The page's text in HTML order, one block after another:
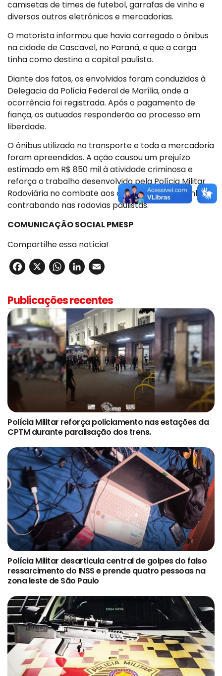
camisetas de times de futebol, garrafas de vinho e
diversos outros eletrônicos e mercadorias.
O motorista informou que havia carregado o ônibus
na cidade de Cascavel, no Paraná, e que a carga
tinha como destino a capital paulista.
Diante dos fatos, os envolvidos foram conduzidos à
Delegacia da Polícia Federal de Marília, onde a
ocorrência foi registrada. Após o pagamento de
fiança, os autuados responderão ao processo em
liberdade.
O ônibus utilizado no transporte e toda a mercadoria
foram apreendidos. A ação causou um prejuízo
estimado em R$ 850 mil à atividade criminosa e
reforça o trabalho desenvolvido pela Polícia Militar
Rodoviária no combate aos crimes de descaminho e
contrabando nas rodovias paulistas.
COMUNICAÇÃO SOCIAL PMESP
Compartilhe essa notícia!
Facebook
X WhatsApp
LinkedIn
Publicações recentes
Polícia Militar reforça policiamento nas estações da
CPTM durante paralisação dos trens.
Polícia Militar desarticula central de golpes do falso
ressarcimento do INSS e prende quatro pessoas na
zona leste de São Paulo